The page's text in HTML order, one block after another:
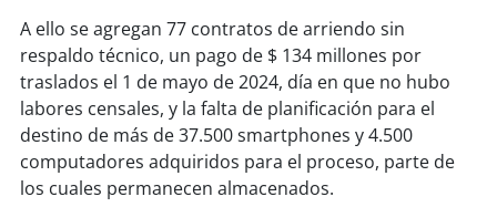
soychiloé
A ello se agregan 77 contratos de arriendo sin
respaldo técnico, un pago de $ 134 millones por
traslados el 1 de mayo de 2024, día en que no hubo
labores censales, y la falta de planificación para el
destino de más de 37.500 smartphones y 4.500
computadores adquiridos para el proceso, parte de
los cuales permanecen almacenados.